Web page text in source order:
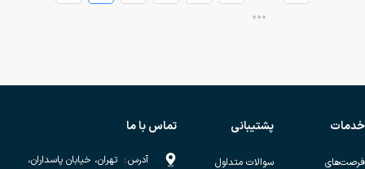
•••
خدمات
فرصت‌های
پشتیبانی
سوالات متداول
تماس با ما
آدرس: تهران، خیابان پاسداران،